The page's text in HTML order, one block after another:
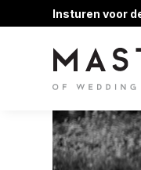
Insturen voor